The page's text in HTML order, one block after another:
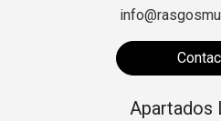
Apartados